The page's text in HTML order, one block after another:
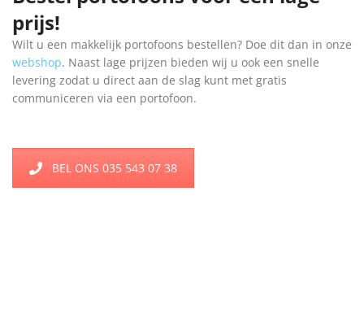
prijs!
Wilt u een makkelijk portofoons bestellen? Doe dit dan in onze
webshop. Naast lage prijzen bieden wij u ook een snelle
levering zodat u direct aan de slag kunt met gratis
communiceren via een portofoon.
BEL ONS 035 543 07 38